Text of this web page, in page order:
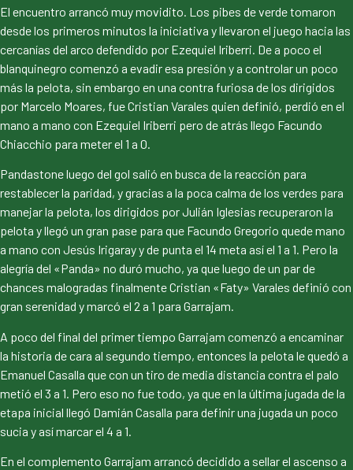
El encuentro arrancó muy movidito. Los pibes de verde tomaron
desde los primeros minutos la iniciativa y llevaron el juego hacia las
cercanías del arco defendido por Ezequiel Iriberri. De a poco el
blanquinegro comenzó a evadir esa presión y a controlar un poco
más la pelota, sin embargo en una contra furiosa de los dirigidos
por Marcelo Moares, fue Cristian Varales quien definió, perdió en el
mano a mano con Ezequiel Iriberri pero de atrás llego Facundo
Chiacchio para meter el 1 a 0.
Pandastone luego del gol salió en busca de la reacción para
restablecer la paridad, y gracias a la poca calma de los verdes para
manejar la pelota, los dirigidos por Julián Iglesias recuperaron la
pelota y llegó un gran pase para que Facundo Gregorio quede mano
a mano con Jesús Irigaray y de punta el 14 meta así el 1 a 1. Pero la
alegría del «Panda» no duró mucho, ya que luego de un par de
chances malogradas finalmente Cristian «Faty» Varales definió con
gran serenidad y marcó el 2 a 1 para Garrajam.
A poco del final del primer tiempo Garrajam comenzó a encaminar
la historia de cara al segundo tiempo, entonces la pelota le quedó a
Emanuel Casalla que con un tiro de media distancia contra el palo
metió el 3 a 1. Pero eso no fue todo, ya que en la última jugada de la
etapa inicial llegó Damián Casalla para definir una jugada un poco
sucia y así marcar el 4 a 1.
En el complemento Garrajam arrancó decidido a sellar el ascenso a